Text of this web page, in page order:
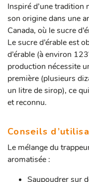
Inspiré d’une tradition
son origine dans une
Canada, où le sucre
Le sucre d’érable est
d’érable (à environ
production nécessite
première (plusieurs
un litre de sirop), ce
et reconnu.
Conseils
Le mélange du
aromatisée :
Saupoudrer sur